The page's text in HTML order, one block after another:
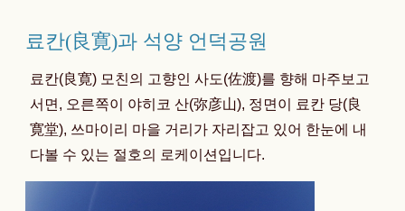
료칸(良寛)과 석양 언덕공원
료칸(良寛) 모친의 고향인 사도(佐渡)를 향해 마주보고
서면, 오른쪽이 야히코 산(弥彦山), 정면이 료칸 당(良
寛堂), 쓰마이리 마을 거리가 자리잡고 있어 한눈에 내
다볼 수 있는 절호의 로케이션입니다.